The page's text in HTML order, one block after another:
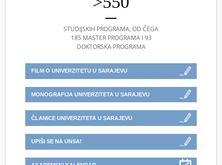
STUDIJSKIH PROGRAMA, OD ČEGA
185 MASTER PROGRAMA I 93
DOKTORSKA PROGRAMA
FILM O UNIVERZITETU U SARAJEVU
MONOGRAFIJA UNIVERZITETA U SARAJEVU
ČLANICE UNIVERZITETA U SARAJEVU
UPIŠI SE NA UNSA!